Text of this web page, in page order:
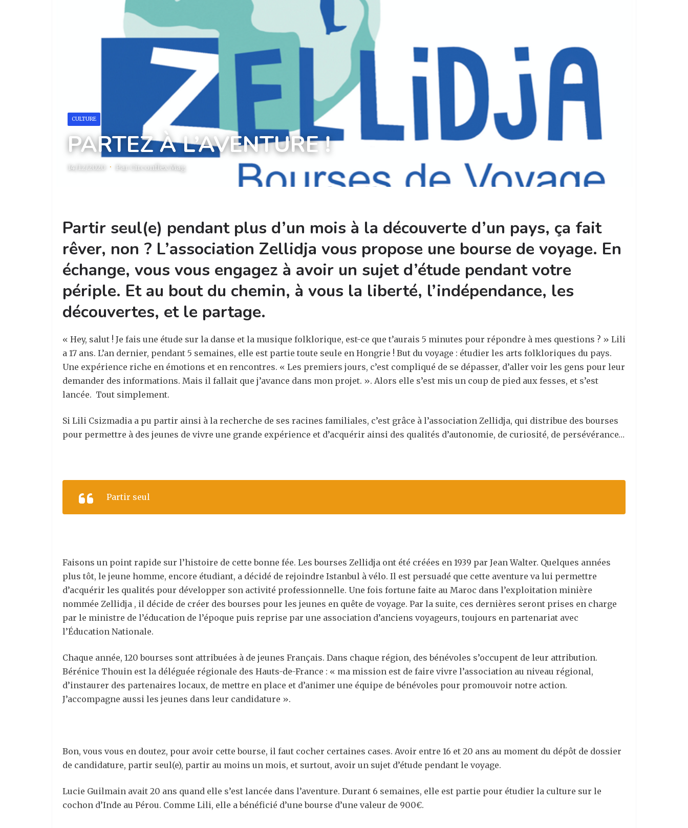
CULTURE
PARTEZ À L’AVENTURE !
14/12/2020 · Par Circonflex Mag
Partir seul(e) pendant plus d’un mois à la découverte d’un pays, ça fait
rêver, non ? L’association Zellidja vous propose une bourse de voyage. En
échange, vous vous engagez à avoir un sujet d’étude pendant votre
périple. Et au bout du chemin, à vous la liberté, l’indépendance, les
découvertes, et le partage.
« Hey, salut ! Je fais une étude sur la danse et la musique folklorique, est-ce que t’aurais 5 minutes pour répondre à mes questions ? » Lili
a 17 ans. L’an dernier, pendant 5 semaines, elle est partie toute seule en Hongrie ! But du voyage : étudier les arts folkloriques du pays.
Une expérience riche en émotions et en rencontres. « Les premiers jours, c’est compliqué de se dépasser, d’aller voir les gens pour leur
demander des informations. Mais il fallait que j’avance dans mon projet. ». Alors elle s’est mis un coup de pied aux fesses, et s’est
lancée. Tout simplement.
Si Lili Csizmadia a pu partir ainsi à la recherche de ses racines familiales, c’est grâce à l’association Zellidja, qui distribue des bourses
pour permettre à des jeunes de vivre une grande expérience et d’acquérir ainsi des qualités d’autonomie, de curiosité, de persévérance…
Partir seul
Faisons un point rapide sur l’histoire de cette bonne fée. Les bourses Zellidja ont été créées en 1939 par Jean Walter. Quelques années
plus tôt, le jeune homme, encore étudiant, a décidé de rejoindre Istanbul à vélo. Il est persuadé que cette aventure va lui permettre
d’acquérir les qualités pour développer son activité professionnelle. Une fois fortune faite au Maroc dans l’exploitation minière
nommée Zellidja , il décide de créer des bourses pour les jeunes en quête de voyage. Par la suite, ces dernières seront prises en charge
par le ministre de l’éducation de l’époque puis reprise par une association d’anciens voyageurs, toujours en partenariat avec
l’Éducation Nationale.
Chaque année, 120 bourses sont attribuées à de jeunes Français. Dans chaque région, des bénévoles s’occupent de leur attribution.
Bérénice Thouin est la déléguée régionale des Hauts-de-France : « ma mission est de faire vivre l’association au niveau régional,
d’instaurer des partenaires locaux, de mettre en place et d’animer une équipe de bénévoles pour promouvoir notre action.
J’accompagne aussi les jeunes dans leur candidature ».
Bon, vous vous en doutez, pour avoir cette bourse, il faut cocher certaines cases. Avoir entre 16 et 20 ans au moment du dépôt de dossier
de candidature, partir seul(e), partir au moins un mois, et surtout, avoir un sujet d’étude pendant le voyage.
Lucie Guilmain avait 20 ans quand elle s’est lancée dans l’aventure. Durant 6 semaines, elle est partie pour étudier la culture sur le
cochon d’Inde au Pérou. Comme Lili, elle a bénéficié d’une bourse d’une valeur de 900€.